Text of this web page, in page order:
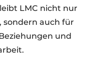
LMC nicht nur
sondern auch für
und